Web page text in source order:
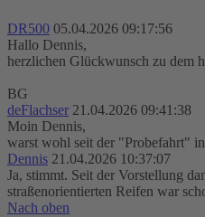
DR500 05.04.2026 09:17:56
Hallo Dennis,
herzlichen Glückwunsch zu dem
BG
deFlachser 21.04.2026 09:41:38
Moin Dennis,
warst wohl seit der "Probefahrt"
Dennis 21.04.2026 10:37:07
Ja, stimmt. Seit der Vorstellung
straßenorientierten Reifen war
Nach oben